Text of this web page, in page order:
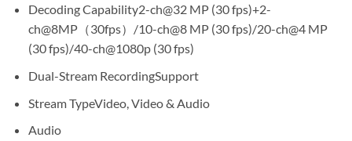
Decoding Capability2-ch@32 MP (30 fps)+2-
ch@8MP（30fps）/10-ch@8 MP (30 fps)/20-ch@4 MP
(30 fps)/40-ch@1080p (30 fps)
Dual-Stream RecordingSupport
Stream TypeVideo, Video & Audio
Audio